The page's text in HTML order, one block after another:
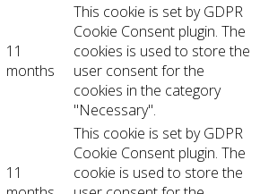
11
months
This cookie is set by GDPR
Cookie Consent plugin. The
cookies is used to store the
user consent for the
cookies in the category
"Necessary".
11
This cookie is set by GDPR
Cookie Consent plugin. The
cookie is used to store the